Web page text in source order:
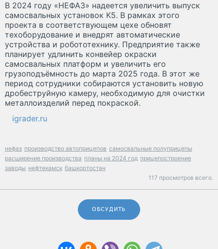
В 2024 году «НЕФАЗ» надеется увеличить выпуск
самосвальных установок К5. В рамках этого
проекта в соответствующем цехе обновят
техоборудование и внедрят автоматические
устройства и робототехнику. Предприятие также
планирует удлинить конвейер окраски
самосвальных платформ и увеличить его
грузоподъёмность до марта 2025 года. В этот же
период сотрудники собираются установить новую
дробеструйную камеру, необходимую для очистки
металлоизделий перед покраской.
igrader.ru
нефаз производство автоприцепов самосвальные полуприцепы
расширение производства планы на 2024 год прицепостроение
заводы нефтекамск башкортостан
117 просмотров всего.
ОБСУДИТЬ